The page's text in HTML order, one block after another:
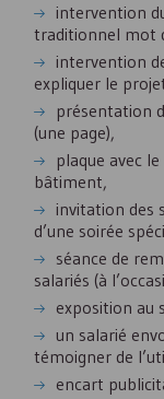
intervention
traditionnel mot
intervention
expliquer le
présentation
(une page),
plaque avec
bâtiment,
invitation des
d’une soirée
séance de
salariés (à
exposition au
un salarié
témoigner de
encart